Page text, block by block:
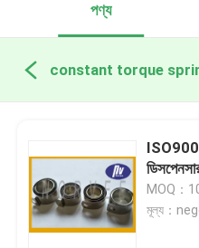
পণ্য
constant torque spring
MOQ：
মূল্য：